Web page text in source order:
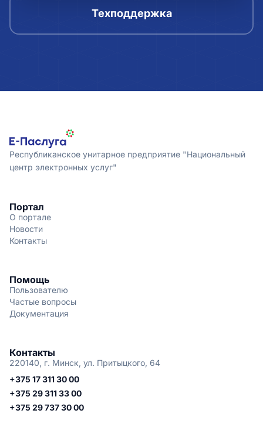
Техподдержка
Республиканское унитарное предприятие "Национальный
центр электронных услуг"
Портал
О портале
Новости
Контакты
Помощь
Пользователю
Частые вопросы
Документация
Контакты
220140, г. Минск, ул. Притыцкого, 64
+375 17 311 30 00
+375 29 311 33 00
+375 29 737 30 00